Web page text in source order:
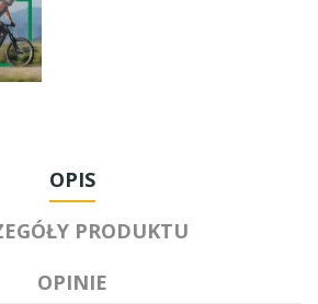
OPIS
PRODUKTU
OPINIE